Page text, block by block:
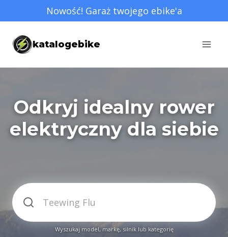
do
treści
Nowość! Garaż twojego ebike'a
katalogebike
Odkryj idealny rower
elektryczny dla siebie
Wyszukaj model, markę, silnik lub kategorię